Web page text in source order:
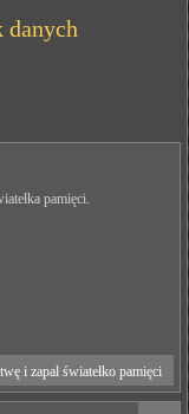
danych
pamięci.
i zapal światełko pamięci